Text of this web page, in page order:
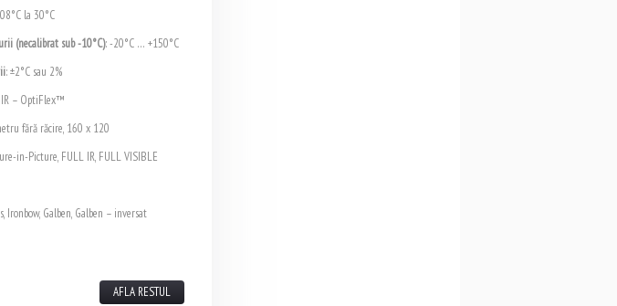
la 30°C
(necalibrat sub -10°C): -20°C … +150°C
: ±2°C sau 2%
IR – OptiFlex™
fără răcire, 160 x 120
in-Picture, FULL IR, FULL VISIBLE
Ironbow, Galben, Galben – inversat
AFLA RESTUL